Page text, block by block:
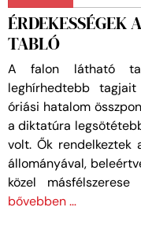
ÉRDEKESSÉGEK
TABLÓ
A falon látható
leghírhedtebb
óriási hatalom
a diktatúra
volt. Ők rendelkeztek
állományával,
közel
bővebben …